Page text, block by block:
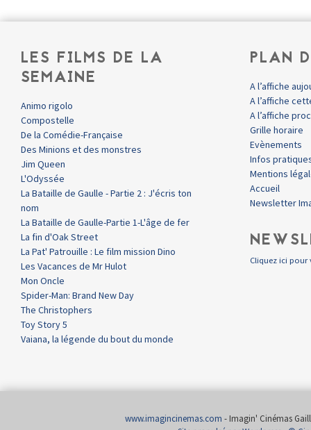
LES FILMS DE LA
SEMAINE
Animo rigolo
Compostelle
De la Comédie-Française
Des Minions et des monstres
Jim Queen
L'Odyssée
La Bataille de Gaulle - Partie 2 : J'écris ton
nom
La Bataille de Gaulle-Partie 1-L'âge de fer
La fin d'Oak Street
La Pat' Patrouille : Le film mission Dino
Les Vacances de Mr Hulot
Mon Oncle
Spider-Man: Brand New Day
The Christophers
Toy Story 5
Vaiana, la légende du bout du monde
PLAN
A l’affiche
A l’affiche
A l’affiche
Grille horaire
Evènements
Infos
Mentions
Accueil
Newsletter
Cliquez ici pour
www.imagincinemas.com - Imagin' Cinémas